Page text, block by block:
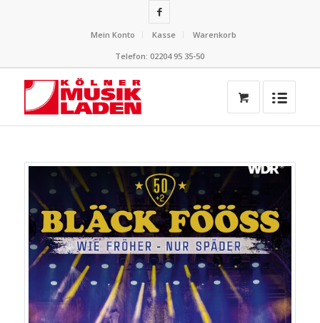
Mein Konto Kasse
Warenkorb
Telefon: 02204 95 35-50